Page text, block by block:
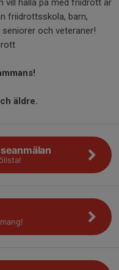
vill hålla på med friidrott är
friidrottsskola, barn,
och veteraner!
äldre.